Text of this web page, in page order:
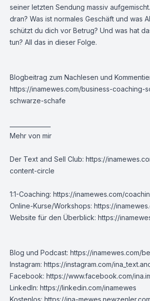
seiner letzten Sendung massiv
dran? Was ist normales Geschäft und was
schützt du dich vor Betrug? Und was hat
tun? All das in dieser Folge.
Blogbeitrag zum Nachlesen und
https://inamewes.com/business-coaching-
schwarze-schafe
Mehr von mir
Der Text and Sell Club: https://
content-circle
1:1-Coaching: https://inamewes.com/
Online-Kurse/Workshops: https://
Website für den Überblick: https://
Blog und Podcast: https://inamewes.com/
Instagram: https://instagram.com/
Facebook: https://www.facebook.com/
LinkedIn: https://linkedin.com/inamewes
Kostenlos: https://ina-